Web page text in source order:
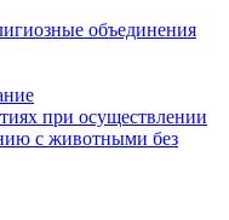
объединения
при осуществлении
с животными без